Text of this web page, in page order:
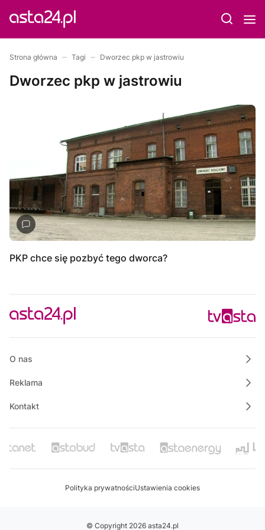
Strona główna Tagi Dworzec pkp w jastrowiu
Dworzec pkp w jastrowiu
PKP chce się pozbyć tego dworca?
O nas
Reklama
Kontakt
Polityka prywatnościUstawienia cookies
© Copyright 2026 asta24.pl